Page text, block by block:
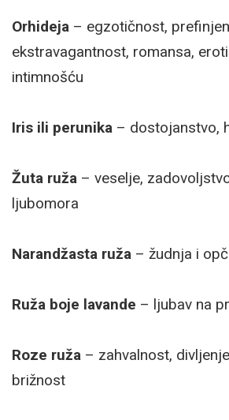
Orhideja – egzotičnost,
ekstravagantnost, romansa,
intimnošću
Iris ili perunika – dostojanstvo,
Žuta ruža – veselje,
ljubomora
Narandžasta ruža – žudnja i
Ruža boje lavande – ljubav na
Roze ruža – zahvalnost,
brižnost